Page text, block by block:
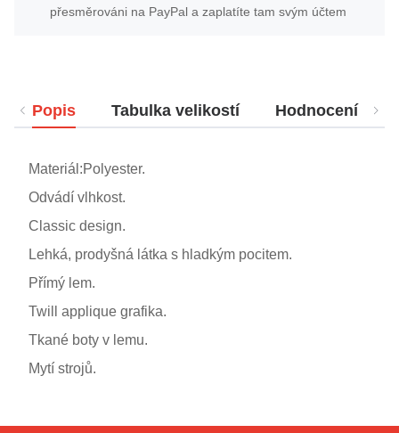
přesměrováni na PayPal a zaplatíte tam svým účtem
Popis Tabulka velikostí Hodnocení
Materiál:Polyester.
Odvádí vlhkost.
Classic design.
Lehká, prodyšná látka s hladkým pocitem.
Přímý lem.
Twill applique grafika.
Tkané boty v lemu.
Mytí strojů.